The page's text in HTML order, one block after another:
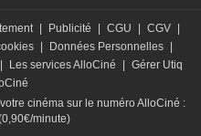
Publicité CGU CGV
Données Personnelles
Les services AlloCiné
Gérer Utiq
cinéma sur le numéro AlloCiné :
minute)